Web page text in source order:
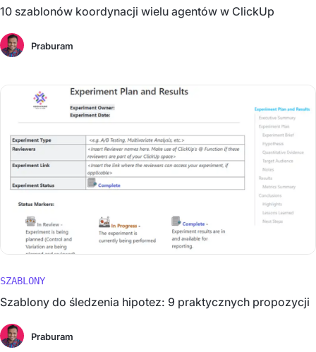
10 szablonów koordynacji wielu agentów w ClickUp
Praburam
SZABLONY
Szablony do śledzenia hipotez: 9 praktycznych propozycji
Praburam